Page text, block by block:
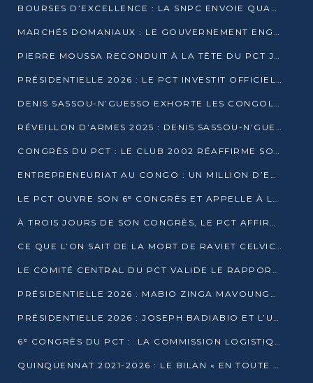
BOURSES D’EXCELLENCE : LA SNPC ENVOIE QUATRE NOUVEAUX TALENTS CONGOLAIS SE FORMER À BAKOU
MARCHÉS DOMANIAUX : LE GOUVERNEMENT ENGAGE LA STRUCTURATION DES TAXES D’ASSAINISSEMENT
PIERRE MOUSSA RECONDUIT À LA TÊTE DU PCT JUSQU’EN 2031
PRÉSIDENTIELLE 2026 : LE PCT INVESTIT OFFICIELLEMENT DENIS SASSOU NGUESSO
DENIS SASSOU-N’GUESSO EXHORTE LES CONGOLAIS À L’UNITÉ ET AU FAIR-PLAY DÉMOCRATIQUE EN 2026
RÉVEILLON D’ARMES 2025 : DENIS SASSOU-N’GUESSO GARANTIT DES ÉLECTIONS 2026 PAISIBLES ET SÉCURISÉES
CONGRÈS DU PCT : LE CLUB 2002 RÉAFFIRME SON SOUTIEN À DENIS SASSOU-N’GUESSO POUR 2026
ENTREPRENEURIAT AU CONGO : UN MILLION D’EUROS POUR FINANCER LES STARTUPS DÈS 2026
LE PCT OUVRE SON 6ᵉ CONGRÈS ET APPELLE À LA CANDIDATURE DE DENIS SASSOU NGUESSO
À TROIS JOURS DE SON CONGRÈS, LE PCT AFFIRME AVOIR ATTEINT TOUS SES OBJECTIFS
CE QUE L’ON SAIT DE LA MORT DE RAVIET CELVIC N’TSIANTSIE
LE COMITÉ CENTRAL DU PCT VALIDE LE RAPPORT DU CONGRÈS ET SOUTIENT DENIS SASSOU N’GUESSO
PRÉSIDENTIELLE 2026 : MABIO ZINGA MAVOUNGOU DÉCLARE SA CANDIDATURE ET CHARGE LE BILAN DU PCT
PRÉSIDENTIELLE 2026 : JOSEPH BADIABIO ET L’UDH-YUKI JOUENT LA PRUDENCE
6ᵉ CONGRÈS DU PCT : LA COMMISSION LOGISTIQUE ASSURE LA DISTRIBUTION DES KITS
QUINQUENNAT 2021-2026 : LE BILAN « EN TOUTE TRANSPARENCE » PRÉSENTÉ À LA PRESSE